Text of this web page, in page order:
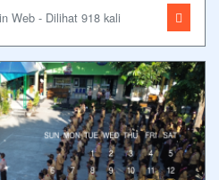
Web - Dilihat 918 kali